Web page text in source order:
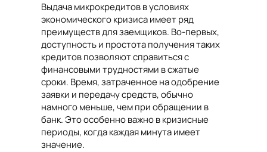
Выдача микрокредитов в условиях
экономического кризиса имеет ряд
преимуществ для заемщиков. Во-первых,
доступность и простота получения таких
кредитов позволяют справиться с
финансовыми трудностями в сжатые
сроки. Время, затраченное на одобрение
заявки и передачу средств, обычно
намного меньше, чем при обращении в
банк. Это особенно важно в кризисные
периоды, когда каждая минута имеет
значение.